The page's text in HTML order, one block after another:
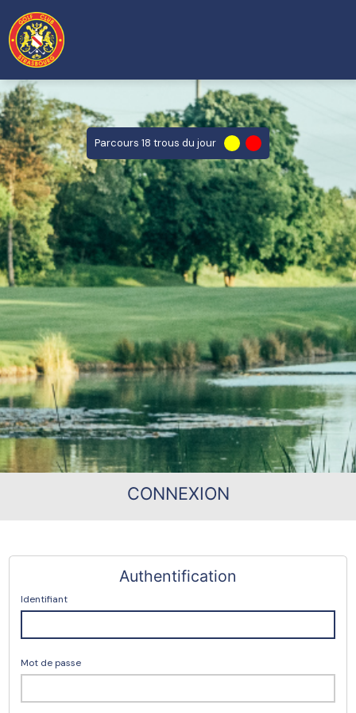
Parcours 18 trous du jour
CONNEXION
Authentification
Identifiant
Mot de passe